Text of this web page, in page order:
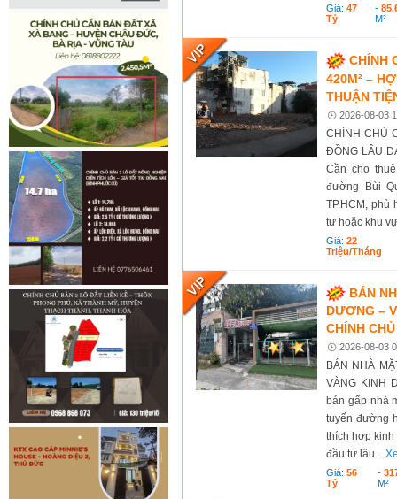
Giá:47
Tỷ
-
M²
CHÍNH
420M² –
THUẬN
2026-08-03
CHÍNH CHỦ
ĐỒNG LÂU
Cần cho
đường Bùi
TP.HCM, phù
tư hoặc khu
Giá:22
Triệu/tháng
BÁN
DƯƠNG –
CHÍNH CHỦ
2026-08-03
BÁN NHÀ
VÀNG KINH
bán gấp nhà
tuyến đường
thích hợp
đầu tư lâu...
Giá:56
Tỷ
-
M²